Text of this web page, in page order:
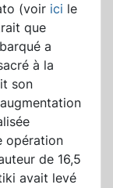
(voir ici le
que
a
à la
son
opération
de 16,5
avait levé